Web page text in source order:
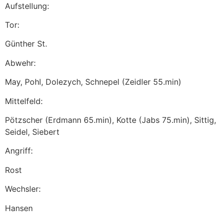
Aufstellung:
Tor:
Günther St.
Abwehr:
May, Pohl, Dolezych, Schnepel (Zeidler 55.min)
Mittelfeld:
Pötzscher (Erdmann 65.min), Kotte (Jabs 75.min), Sittig,
Seidel, Siebert
Angriff:
Rost
Wechsler:
Hansen